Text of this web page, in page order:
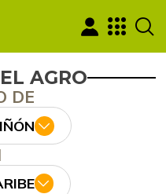
AGRO
DE